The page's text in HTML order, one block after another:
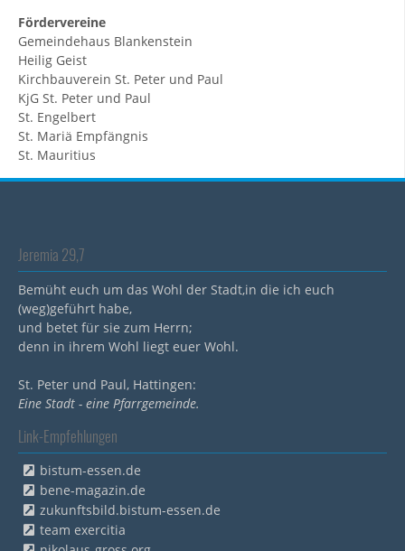
Fördervereine
Gemeindehaus Blankenstein
Heilig Geist
Kirchbauverein St. Peter und Paul
KjG St. Peter und Paul
St. Engelbert
St. Mariä Empfängnis
St. Mauritius
Jeremia 29,7
Bemüht euch um das Wohl der Stadt,in die ich euch
(weg)geführt habe,
und betet für sie zum Herrn;
denn in ihrem Wohl liegt euer Wohl.
St. Peter und Paul, Hattingen:
Eine Stadt - eine Pfarrgemeinde.
Link-Empfehlungen
bistum-essen.de
bene-magazin.de
zukunftsbild.bistum-essen.de
team exercitia